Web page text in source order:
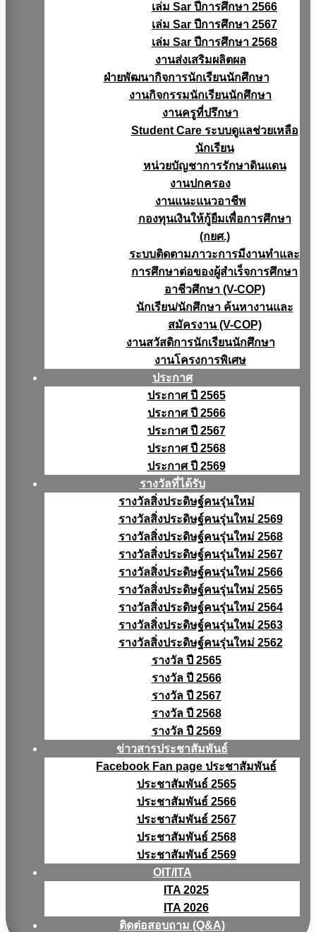
เล่ม Sar ปีการศึกษา 2566
เล่ม Sar ปีการศึกษา 2567
เล่ม Sar ปีการศึกษา 2568
งานส่งเสริมผลิตผล
ฝ่ายพัฒนากิจการนักเรียนนักศึกษา
งานกิจกรรมนักเรียนนักศึกษา
งานครูที่ปรึกษา
Student Care ระบบดูแลช่วยเหลือ
นักเรียน
หน่วยบัญชาการรักษาดินแดน
งานปกครอง
งานแนะแนวอาชีพ
กองทุนเงินให้กู้ยืมเพื่อการศึกษา
(กยศ.)
ระบบติดตามภาวะการมีงานทำและ
การศึกษาต่อของผู้สำเร็จการศึกษา
อาชีวศึกษา (V-COP)
นักเรียน/นักศึกษา ค้นหางานและ
สมัครงาน (V-COP)
งานสวัสดิการนักเรียนนักศึกษา
งานโครงการพิเศษ
ประกาศ
ประกาศ ปี 2565
ประกาศ ปี 2566
ประกาศ ปี 2567
ประกาศ ปี 2568
ประกาศ ปี 2569
รางวัลที่ได้รับ
รางวัลสิ่งประดิษฐ์คนรุ่นใหม่
รางวัลสิ่งประดิษฐ์คนรุ่นใหม่ 2569
รางวัลสิ่งประดิษฐ์คนรุ่นใหม่ 2568
รางวัลสิ่งประดิษฐ์คนรุ่นใหม่ 2567
รางวัลสิ่งประดิษฐ์คนรุ่นใหม่ 2566
รางวัลสิ่งประดิษฐ์คนรุ่นใหม่ 2565
รางวัลสิ่งประดิษฐ์คนรุ่นใหม่ 2564
รางวัลสิ่งประดิษฐ์คนรุ่นใหม่ 2563
รางวัลสิ่งประดิษฐ์คนรุ่นใหม่ 2562
รางวัล ปี 2565
รางวัล ปี 2566
รางวัล ปี 2567
รางวัล ปี 2568
รางวัล ปี 2569
ข่าวสารประชาสัมพันธ์
Facebook Fan page ประชาสัมพันธ์
ประชาสัมพันธ์ 2565
ประชาสัมพันธ์ 2566
ประชาสัมพันธ์ 2567
ประชาสัมพันธ์ 2568
ประชาสัมพันธ์ 2569
OIT/ITA
ITA 2025
ITA 2026
ติดต่อสอบถาม (Q&A)